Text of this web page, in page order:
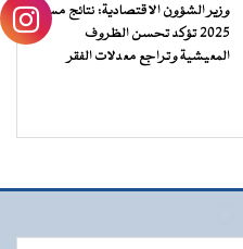
وزير الشؤون الاقتصادية: نتائج مسح
2025 تؤكد تحسن الظروف
المعيشية وتراجع معدلات الفقر